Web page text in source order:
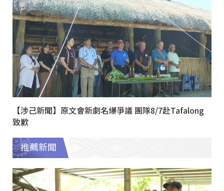
【涉己新聞】原文會新劇名爆爭議 團隊8/7赴Tafalong
致歉
推薦新聞